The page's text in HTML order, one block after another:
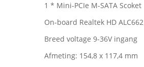
1 * Mini-PCIe M-SATA Scoket
On-board Realtek HD ALC662
Breed voltage 9-36V ingang
Afmeting: 154,8 x 117,4 mm